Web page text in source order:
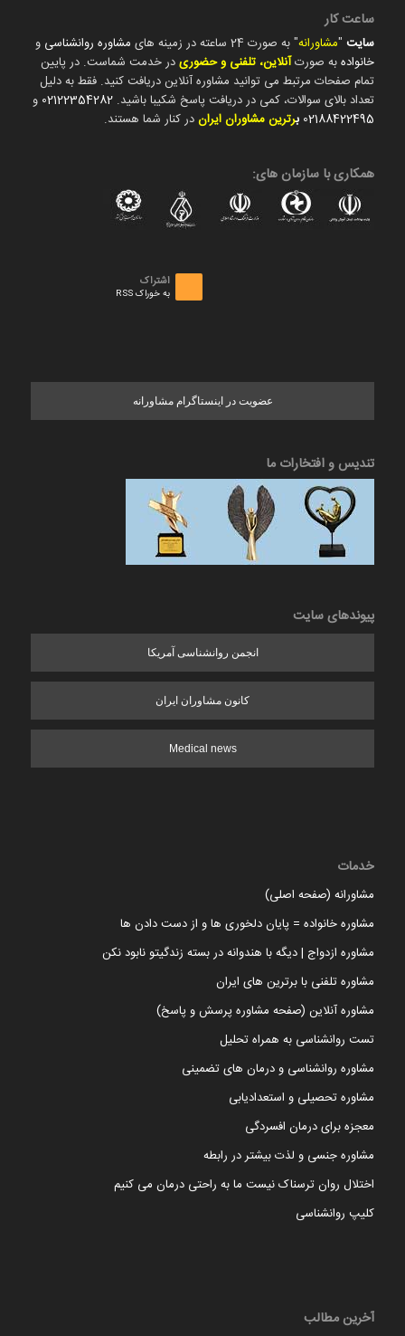
ساعت کار
سایت"مشاورانه" به صورت 24 ساعته در زمینه های مشاوره روانشناسی و
خانوادهبه صورتآنلاین، تلفنی و حضوریدر خدمت شماست. در پایین
تمام صفحات مرتبط می توانید مشاوره آنلاین دریافت کنید. فقط به دلیل
تعداد بالای سوالات، کمی در دریافت پاسخ شکیبا باشید. 02122354282 و
02188422495 برترین مشاوران ایراندر کنار شما هستند.
همکاری با سازمان های:
اشتراک
به خوراک RSS
عضویت در اینستاگرام مشاورانه
تندیس و افتخارات ما
پیوندهای سایت
انجمن روانشناسی آمریکا
کانون مشاوران ایران
Medical news
خدمات
مشاورانه (صفحه اصلی)
مشاوره خانواده = پایان دلخوری ها و از دست دادن ها
مشاوره ازدواج | دیگه با هندوانه در بسته زندگیتو نابود نکن
مشاوره تلفنی با برترین های ایران
مشاوره آنلاین (صفحه مشاوره پرسش و پاسخ)
تست روانشناسی به همراه تحلیل
مشاوره روانشناسی و درمان های تضمینی
مشاوره تحصیلی و استعدادیابی
معجزه برای درمان افسردگی
مشاوره جنسی و لذت بیشتر در رابطه
اختلال روان ترسناک نیست ما به راحتی درمان می کنیم
کلیپ روانشناسی
آخرین مطالب